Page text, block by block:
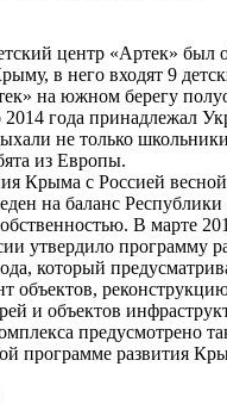
центр «Артек» был
в него входят 9
на южном берегу
года принадлежал
не только
из Европы.
Крыма с Россией
на баланс
В марте
утвердило программу
который
объектов,
и объектов
предусмотрено
программе развития